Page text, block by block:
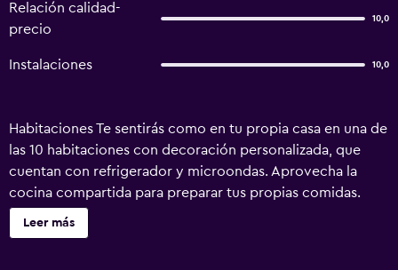
Relación calidad-
precio
10,0
Instalaciones 10,0
Habitaciones Te sentirás como en tu propia casa en una de
las 10 habitaciones con decoración personalizada, que
cuentan con refrigerador y microondas. Aprovecha la
cocina compartida para preparar tus propias comidas.
Mantén el contacto con los tuyos gracias al acceso a
internet por wifi de cortesía. El cuarto de baño dispone de
Leer más